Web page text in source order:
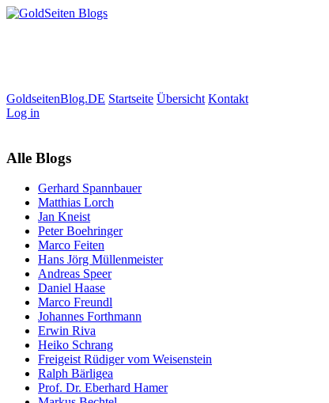
GoldseitenBlog.DE Startseite Übersicht Kontakt
Log in
Alle Blogs
Gerhard Spannbauer
Matthias Lorch
Jan Kneist
Peter Boehringer
Marco Feiten
Hans Jörg Müllenmeister
Andreas Speer
Daniel Haase
Marco Freundl
Johannes Forthmann
Erwin Riva
Heiko Schrang
Freigeist Rüdiger vom Weisenstein
Ralph Bärligea
Prof. Dr. Eberhard Hamer